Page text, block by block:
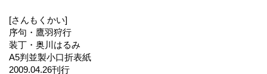
[さんもくかい]
序句・鷹羽狩行
装丁・奥川はるみ
A5判並製小口折表紙
2009.04.26刊行